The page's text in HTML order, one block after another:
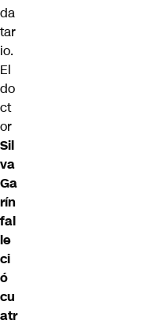
da
tar
io.
El
do
ct
or
Sil
va
Ga
rín
fal
le
ci
ó
cu
atr